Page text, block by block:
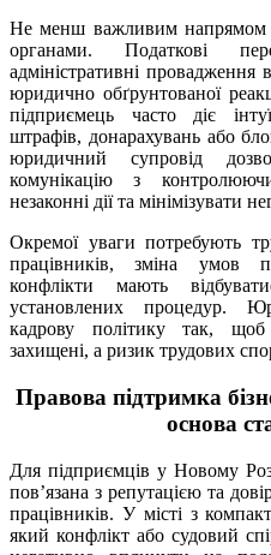
Не менш важливим напрямом
органами. Податкові
адміністративні провадження
юридично обґрунтованої
підприємець часто діє
штрафів, донарахувань або
юридичний супровід
комунікацію з
незаконні дії та мінімізувати
Окремої уваги потребують
працівників, зміна умов
конфлікти мають
установлених процедур.
кадрову політику так, щоб
захищені, а ризик трудових
Правова підтримка
основа
Для підприємців у Новому
пов’язана з репутацією та
працівників. У місті з
який конфлікт або судовий